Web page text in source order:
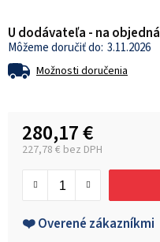
U dodávateľa - na
3.11.2026
Možnosti doručenia
280,17 €
227,78 € bez DPH
❤️ Overené zákazníkmi